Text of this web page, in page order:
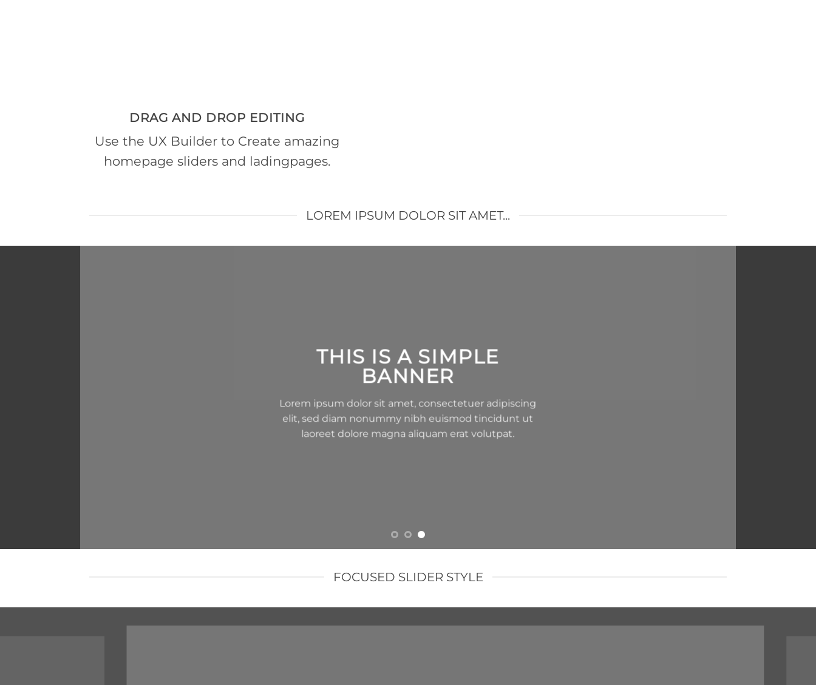
DRAG AND DROP EDITING
Use the UX Builder to Create amazing
homepage sliders and ladingpages.
LOREM IPSUM DOLOR SIT AMET...
THIS IS A SIMPLE
BANNER
Lorem ipsum dolor sit amet, consectetuer adipiscing
elit, sed diam nonummy nibh euismod tincidunt ut
laoreet dolore magna aliquam erat volutpat.
FOCUSED SLIDER STYLE